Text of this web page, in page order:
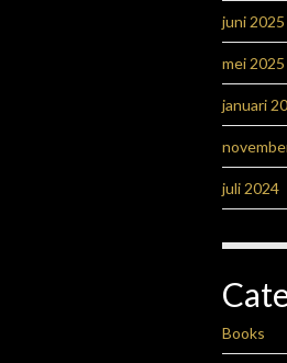
juni 2025
mei 2025
januari
juli 2024
Books